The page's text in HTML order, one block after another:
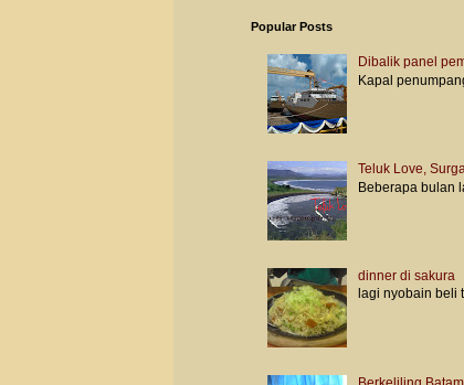
Popular Posts
Dibalik panel
Kapal
Teluk Love,
Beberapa bulan
dinner di sakura
lagi nyobain beli